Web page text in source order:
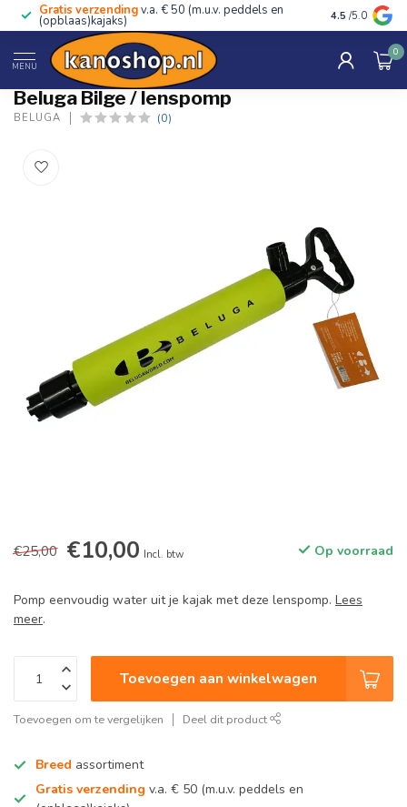
Gratis verzendingv.a. € 50 (m.u.v. peddels en
(opblaas)kajaks) Advies van
4.5 /5.0
MENU
0
Home / Bilge / lenspomp
Beluga Bilge / lenspomp
BELUGA (0)
€25,00 €10,00 Incl. btw Op voorraad
Pomp eenvoudig water uit je kajak met deze lenspomp. Lees
meer.
Toevoegen aan winkelwagen
Toevoegen om te vergelijken Deel dit product
Breed assortiment
Gratis verzending v.a. € 50 (m.u.v. peddels en